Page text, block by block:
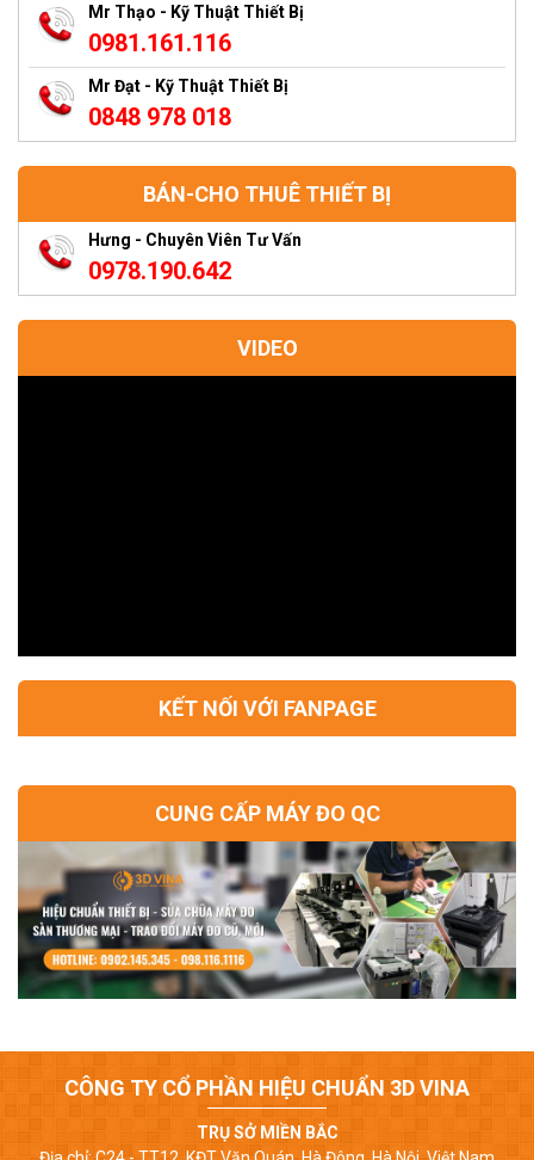
Mr Thạo - Kỹ Thuật Thiết Bị
0981.161.116
Mr Đạt - Kỹ Thuật Thiết Bị
0848 978 018
BÁN-CHO THUÊ THIẾT BỊ
Hưng - Chuyên Viên Tư Vấn
0978.190.642
VIDEO
KẾT NỐI VỚI FANPAGE
CUNG CẤP MÁY ĐO QC
CÔNG TY CỔ PHẦN HIỆU CHUẨN 3D VINA
TRỤ SỞ MIỀN BẮC